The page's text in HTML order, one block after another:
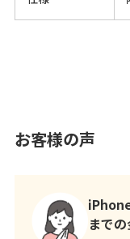
お客様の声
まで